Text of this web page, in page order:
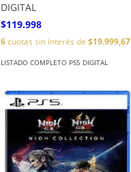
DIGITAL
$119.998
6cuotas sin interés de $19.999,67
LISTADO COMPLETO PS5 DIGITAL